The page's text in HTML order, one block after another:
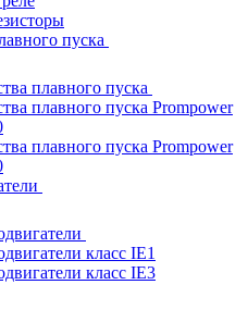
пуска
плавного пуска
плавного пуска Prompower
плавного пуска Prompower
класс IE1
класс IE3